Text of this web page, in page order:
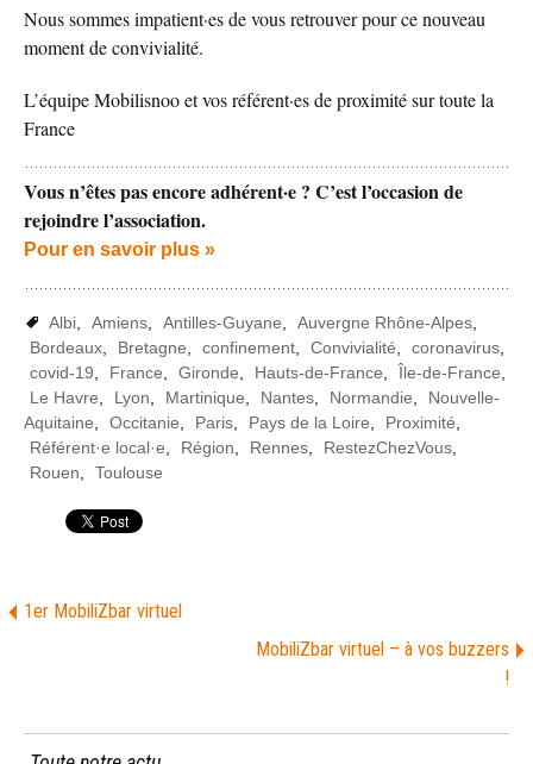
Nous sommes impatient·es de vous retrouver pour ce nouveau
moment de convivialité.
L’équipe Mobilisnoo et vos référent·es de proximité sur toute la
France
Vous n’êtes pas encore adhérent·e ? C’est l’occasion de
rejoindre l’association.
Pour en savoir plus »
Albi, Amiens, Antilles-Guyane, Auvergne Rhône-Alpes,
Bordeaux, Bretagne, confinement, Convivialité, coronavirus,
covid-19, France, Gironde, Hauts-de-France, Île-de-France,
Le Havre, Lyon, Martinique, Nantes, Normandie,
Nouvelle-
Aquitaine, Occitanie, Paris, Pays de la Loire, Proximité,
Référent·e local·e, Région, Rennes, RestezChezVous,
Rouen, Toulouse
1er MobiliZbar virtuel
MobiliZbar virtuel – à vos buzzers
!